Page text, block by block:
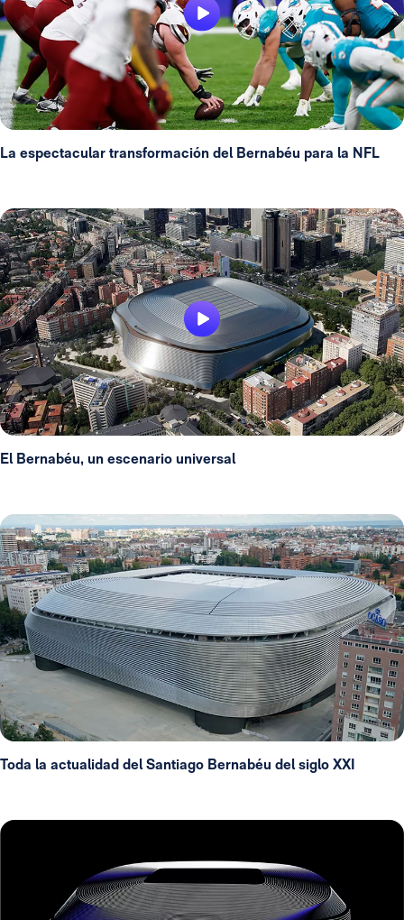
La espectacular transformación del Bernabéu para la NFL
El Bernabéu, un escenario universal
Toda la actualidad del Santiago Bernabéu del siglo XXI